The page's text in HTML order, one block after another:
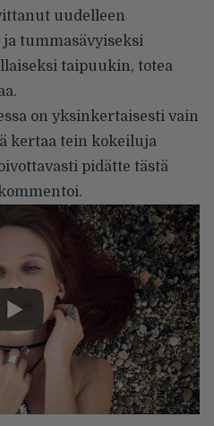
uudelleen
tummasävyiseksi
taipuukin, totea
on yksinkertaisesti vain
kertaa tein kokeiluja
pidätte tästä